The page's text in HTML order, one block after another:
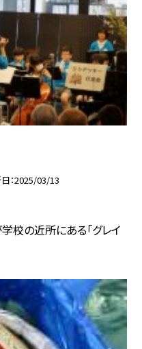
2025/03/13
校の近所にある「グレイ